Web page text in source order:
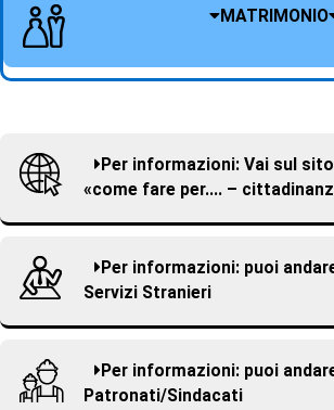
MATRIMONIO
Per informazioni: Vai sul
«come fare per.... –
Per informazioni: puoi
Servizi Stranieri
Per informazioni: puoi
Patronati/Sindacati